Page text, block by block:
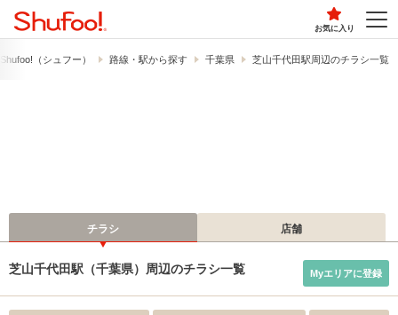
お気に入り
（シュフー） 路線・駅から探す 千葉県 芝山千代田駅周辺のチラシ一覧
チラシ 店舗
芝山千代田駅（千葉県）周辺のチラシ一覧 Myエリアに登録